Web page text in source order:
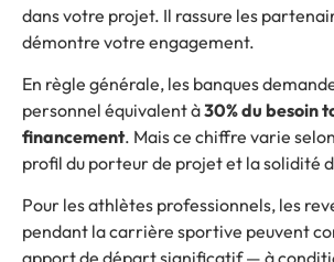
dans votre projet. Il rassure les
démontre votre engagement.
En règle générale, les banques
personnel équivalent à30% du besoin
financement. Mais ce chiffre varie
profil du porteur de projet et la solidité
Pour les athlètes professionnels, les
pendant la carrière sportive peuvent